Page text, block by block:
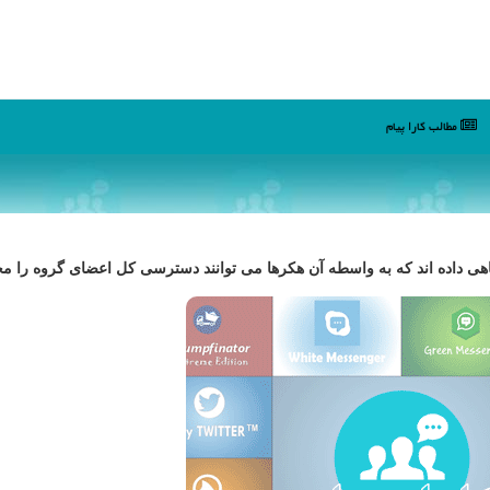
مطالب كارا پیام
داده اند كه به واسطه آن هكرها می توانند دسترسی كل اعضای گروه را